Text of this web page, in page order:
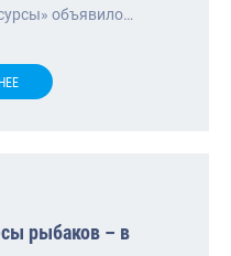
объявило…
рыбаков – в